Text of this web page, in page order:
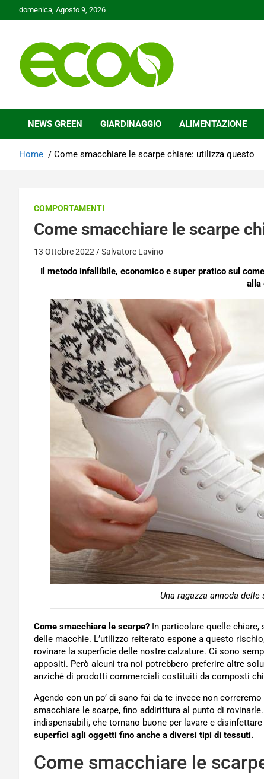
to
domenica, Agosto 9, 2026
Ecoo.it
NEWS GREEN GIARDINAGGIO ALIMENTAZIONE
Home Come smacchiare le scarpe chiare: utilizza questo
COMPORTAMENTI
Come smacchiare le scarpe
13 Ottobre 2022 Salvatore Lavino
Il metodo infallibile, economico e super pratico sul
alla
Una ragazza annoda
Come smacchiare le scarpe? In particolare quelle
delle macchie. L’utilizzo reiterato espone a questo
rovinare la superficie delle nostre calzature. Ci sono
appositi. Però alcuni tra noi potrebbero preferire altre
anziché di prodotti commerciali costituiti da composti
Agendo con un po’ di sano fai da te invece non
smacchiare le scarpe, fino addirittura al punto di
indispensabili, che tornano buone per lavare e
superfici agli oggetti fino anche a diversi tipi di tessuti.
Come smacchiare le